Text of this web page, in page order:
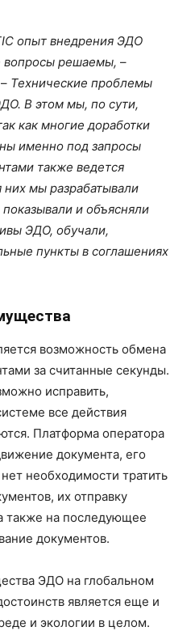
опыт внедрения ЭДО
вопросы решаемы, –
Технические проблемы
В этом мы, по сути,
как многие доработки
именно под запросы
также ведется
мы разрабатывали
и объясняли
ЭДО, обучали,
пункты в соглашениях
возможность обмена
за считанные секунды.
исправить,
все действия
Платформа оператора
документа, его
необходимости тратить
их отправку
также на последующее
документов.
ЭДО на глобальном
является еще и
и экологии в целом.